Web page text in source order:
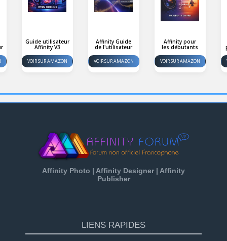
Guide utilisateur
Affinity V3
VOIR SUR AMAZON
Affinity Guide
de l'utilisateur
VOIR SUR AMAZON
Affinity pour
les débutants
VOIR SUR AMAZON
Affinity Photo | Affinity Designer | Affinity
Publisher
LIENS RAPIDES